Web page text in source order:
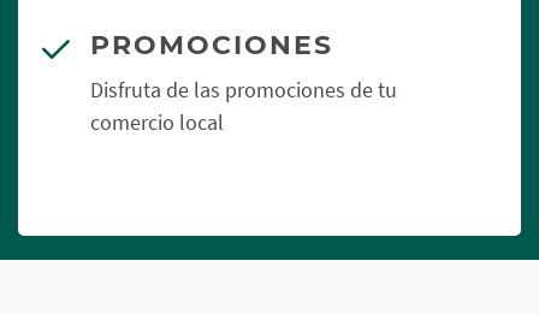
PROMOCIONES
Disfruta de las promociones de tu
comercio local